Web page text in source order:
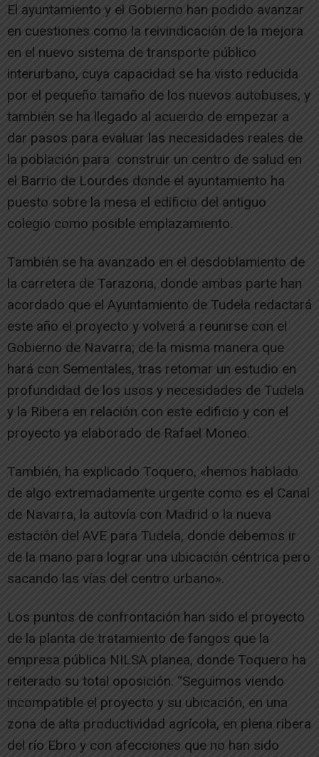
El ayuntamiento y el Gobierno han podido avanzar
en cuestiones como la reivindicación de la mejora
en el nuevo sistema de transporte público
interurbano, cuya capacidad se ha visto reducida
por el pequeño tamaño de los nuevos autobuses, y
también se ha llegado al acuerdo de empezar a
dar pasos para evaluar las necesidades reales de
la población para construir un centro de salud en
el Barrio de Lourdes donde el ayuntamiento ha
puesto sobre la mesa el edificio del antiguo
colegio como posible emplazamiento.
También se ha avanzado en el desdoblamiento de
la carretera de Tarazona, donde ambas parte han
acordado que el Ayuntamiento de Tudela redactará
este año el proyecto y volverá a reunirse con el
Gobierno de Navarra; de la misma manera que
hará con Sementales, tras retomar un estudio en
profundidad de los usos y necesidades de Tudela
y la Ribera en relación con este edificio y con el
proyecto ya elaborado de Rafael Moneo.
También, ha explicado Toquero, «hemos hablado
de algo extremadamente urgente como es el Canal
de Navarra, la autovía con Madrid o la nueva
estación del AVE para Tudela, donde debemos ir
de la mano para lograr una ubicación céntrica pero
sacando las vías del centro urbano».
Los puntos de confrontación han sido el proyecto
de la planta de tratamiento de fangos que la
empresa pública NILSA planea, donde Toquero ha
reiterado su total oposición. “Seguimos viendo
incompatible el proyecto y su ubicación, en una
zona de alta productividad agrícola, en plena ribera
del río Ebro y con afecciones que no han sido